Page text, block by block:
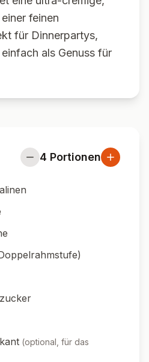
feinen
für Dinnerpartys,
als Genuss für
4 Portionen
(optional, für das